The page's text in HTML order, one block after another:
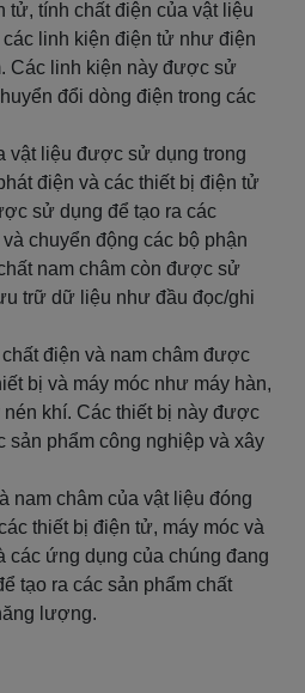
tử, tính chất điện của vật liệu
linh kiện điện tử như điện
Các linh kiện này được sử
đổi dòng điện trong các
vật liệu được sử dụng trong
điện và các thiết bị điện tử
sử dụng để tạo ra các
chuyển động các bộ phận
nam châm còn được sử
trữ dữ liệu như đầu đọc/ghi
điện và nam châm được
bị và máy móc như máy hàn,
nén khí. Các thiết bị này được
sản phẩm công nghiệp và xây
nam châm của vật liệu đóng
thiết bị điện tử, máy móc và
các ứng dụng của chúng đang
tạo ra các sản phẩm chất
lượng.